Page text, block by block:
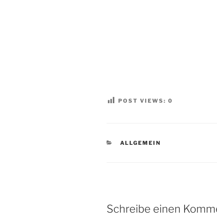
POST VIEWS: 0
KATEGORIEN
ALLGEMEIN
Schreibe einen